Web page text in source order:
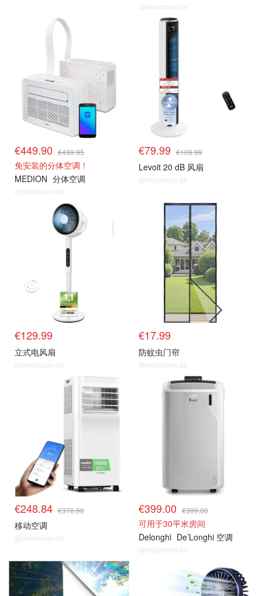
@dealmoon.de
风扇 & 空调 等降温好物
€449.90 €499.95
免安装的分体空调！
MEDION 分体空调
@dealmoon.de
风扇 & 空调 等降温好物
€79.99 €109.99
Levoit 20 dB 风扇
@dealmoon.de
风扇 & 空调 等降温好物
€129.99
立式电风扇
@dealmoon.de
风扇 & 空调 等降温好物
€17.99
防蚊虫门帘
@dealmoon.de
风扇 & 空调 等降温好物
€248.84 €376.90
移动空调
@dealmoon.de
风扇 & 空调 等降温好物
€399.00 €399.00
可用于30平米房间
Delonghi De’Longhi 空调
@dealmoon.de
风扇 & 空调 等降温好物 风扇 & 空调 等降温好物